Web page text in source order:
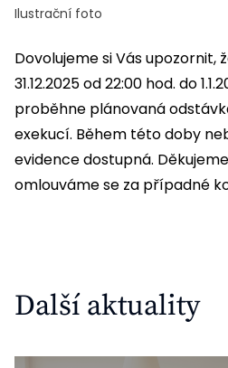
Ilustrační foto
Dovolujeme si Vás upozornit,
31.12.2025 od 22:00 hod. do
proběhne plánovaná
exekucí. Během této doby
evidence dostupná.
omlouváme se za případné
Další aktuality